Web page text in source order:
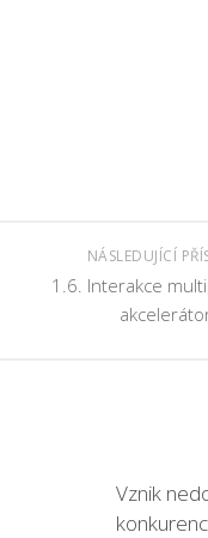
NÁSLEDUJÍCÍ
1.6. Interakce
Vznik